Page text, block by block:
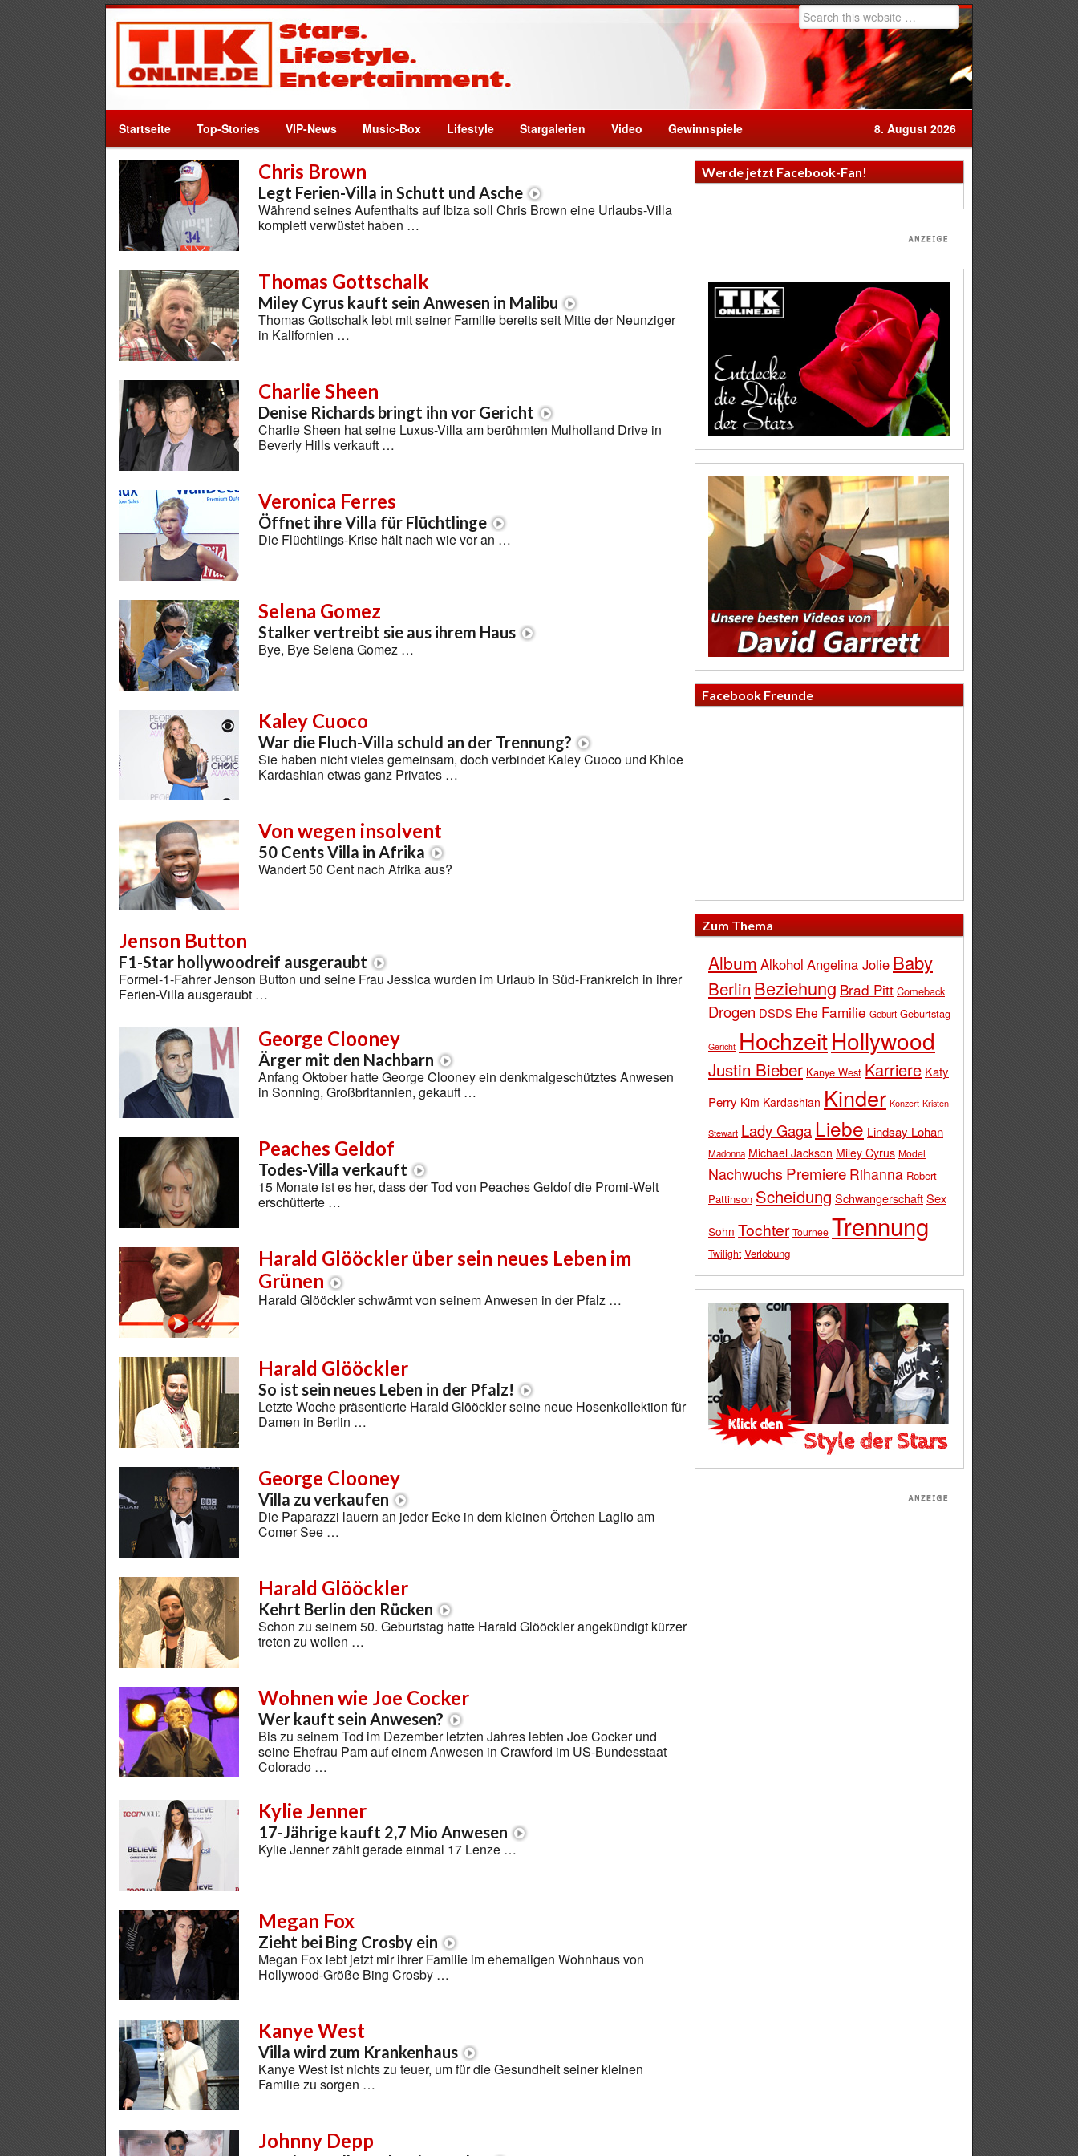
Startseite Top-Stories VIP-News Music-Box Lifestyle Stargalerien Video Gewinnspiele 8. August 2026
Chris Brown
Legt Ferien-Villa in Schutt und Asche
Während seines Aufenthalts auf Ibiza soll Chris Brown eine Urlaubs-Villa
komplett verwüstet haben …
Thomas Gottschalk
Miley Cyrus kauft sein Anwesen in Malibu
Thomas Gottschalk lebt mit seiner Familie bereits seit Mitte der Neunziger
in Kalifornien …
Charlie Sheen
Denise Richards bringt ihn vor Gericht
Charlie Sheen hat seine Luxus-Villa am berühmten Mulholland Drive in
Beverly Hills verkauft …
Veronica Ferres
Öffnet ihre Villa für Flüchtlinge
Die Flüchtlings-Krise hält nach wie vor an …
Selena Gomez
Stalker vertreibt sie aus ihrem Haus
Bye, Bye Selena Gomez …
Kaley Cuoco
War die Fluch-Villa schuld an der Trennung?
Sie haben nicht vieles gemeinsam, doch verbindet Kaley Cuoco und Khloe
Kardashian etwas ganz Privates …
Von wegen insolvent
50 Cents Villa in Afrika
Wandert 50 Cent nach Afrika aus?
Jenson Button
F1-Star hollywoodreif ausgeraubt
Formel-1-Fahrer Jenson Button und seine Frau Jessica wurden im Urlaub in Süd-Frankreich in ihrer
Ferien-Villa ausgeraubt …
George Clooney
Ärger mit den Nachbarn
Anfang Oktober hatte George Clooney ein denkmalgeschütztes Anwesen
in Sonning, Großbritannien, gekauft …
Peaches Geldof
Todes-Villa verkauft
15 Monate ist es her, dass der Tod von Peaches Geldof die Promi-Welt
erschütterte …
Harald Glööckler über sein neues Leben im
Grünen
Harald Glööckler schwärmt von seinem Anwesen in der Pfalz …
Harald Glööckler
So ist sein neues Leben in der Pfalz!
Letzte Woche präsentierte Harald Glööckler seine neue Hosenkollektion für
Damen in Berlin …
George Clooney
Villa zu verkaufen
Die Paparazzi lauern an jeder Ecke in dem kleinen Örtchen Laglio am
Comer See …
Harald Glööckler
Kehrt Berlin den Rücken
Schon zu seinem 50. Geburtstag hatte Harald Glööckler angekündigt kürzer
treten zu wollen …
Wohnen wie Joe Cocker
Wer kauft sein Anwesen?
Bis zu seinem Tod im Dezember letzten Jahres lebten Joe Cocker und
seine Ehefrau Pam auf einem Anwesen in Crawford im US-Bundesstaat
Colorado …
Kylie Jenner
17-Jährige kauft 2,7 Mio Anwesen
Kylie Jenner zählt gerade einmal 17 Lenze …
Megan Fox
Zieht bei Bing Crosby ein
Megan Fox lebt jetzt mir ihrer Familie im ehemaligen Wohnhaus von
Hollywood-Größe Bing Crosby …
Kanye West
Villa wird zum Krankenhaus
Kanye West ist nichts zu teuer, um für die Gesundheit seiner kleinen
Familie zu sorgen …
Johnny Depp
Werde jetzt Facebook-Fan!
Facebook Freunde
Zum Thema
Album Alkohol Angelina Jolie Baby
Berlin Beziehung Brad Pitt Comeback
Drogen DSDS Ehe Familie Geburt Geburtstag
Gericht HochzeitHollywood
Justin Bieber Kanye West Karriere Katy
Perry Kim Kardashian Kinder Konzert Kristen
Stewart Lady Gaga Liebe Lindsay Lohan
Madonna Michael Jackson Miley Cyrus Model
Nachwuchs Premiere Rihanna Robert
Pattinson Scheidung SchwangerschaftSex
Sohn Tochter Tournee Trennung
Twilight Verlobung